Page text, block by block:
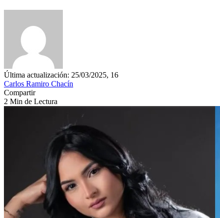
Última actualización: 25/03/2025, 16
Carlos Ramiro Chacín
Compartir
2 Min de Lectura